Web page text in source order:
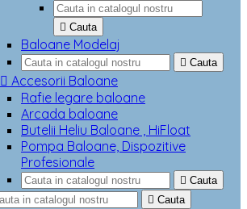
 Cauta
Baloane Modelaj
 Cauta
 Accesorii Baloane
Rafie legare baloane
Arcada baloane
Butelii Heliu Baloane , HiFloat
Pompa Baloane, Dispozitive
Profesionale
 Cauta
 Cauta